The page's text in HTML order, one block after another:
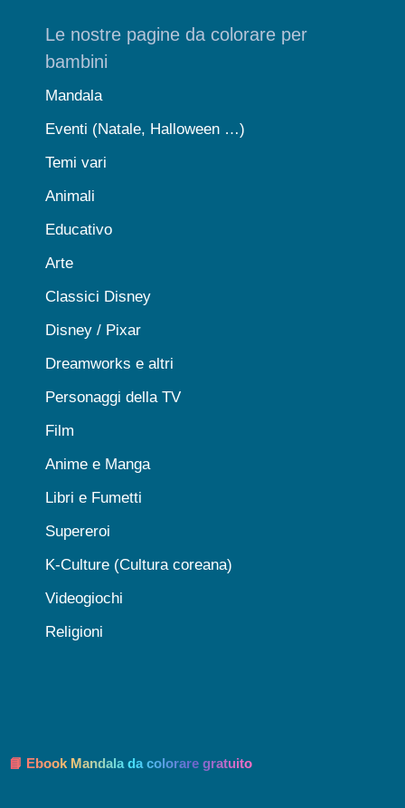
Le nostre pagine da colorare per
bambini
Mandala
Eventi (Natale, Halloween …)
Temi vari
Animali
Educativo
Arte
Classici Disney
Disney / Pixar
Dreamworks e altri
Personaggi della TV
Film
Anime e Manga
Libri e Fumetti
Supereroi
K-Culture (Cultura coreana)
Videogiochi
Religioni
📘 Ebook Mandala da colorare gratuito